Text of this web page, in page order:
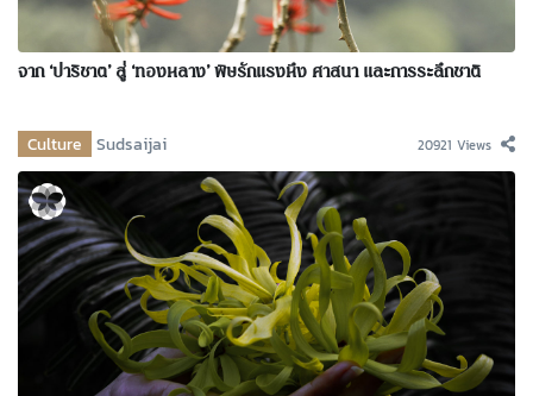
จาก ‘ปาริชาต’ สู่ ‘ทองหลาง’ พิษรักแรงหึง ศาสนา และการระลึกชาติ
Culture Sudsaijai 20921 Views